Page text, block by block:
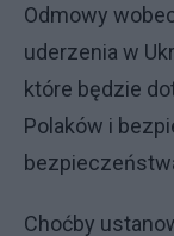
Odmowy
uderzenia w
które będzie
Polaków i
Choćby